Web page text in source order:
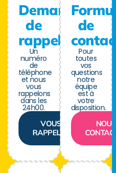
Demande
de
rappel
Un
numéro
de
téléphone
et nous
vous
rappelons
dans les
24h00.
VOUS
RAPPELER
de
contact
Pour
toutes
vos
questions
notre
équipe
est à
votre
disposition.
NOUS